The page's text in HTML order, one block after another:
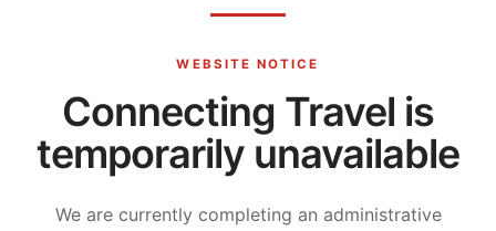
WEBSITE NOTICE
Connecting Travel is
temporarily unavailable
We are currently completing an administrative